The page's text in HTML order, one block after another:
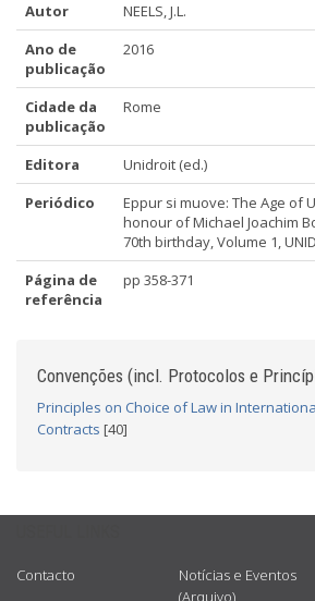
Autor
NEELS, J.L.
Ano de
publicação
2016
Cidade da
publicação
Rome
Editora
Unidroit (ed.)
Periódico
Eppur si muove: The Age of
honour of Michael Joachim
70th birthday, Volume 1,
Página de
referência
pp 358-371
Convenções (incl. Protocolos e
Principles on Choice of Law in
Contracts [40]
Contacto
Notícias e Eventos
(Arquivo)